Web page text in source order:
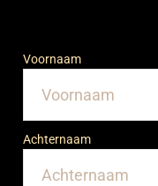
Voornaam
Achternaam